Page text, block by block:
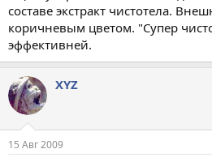
составе экстракт чистотела.
коричневым цветом. "Супер
эффективней.
XYZ
15 Авг 2009